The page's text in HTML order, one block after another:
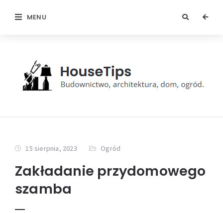
MENU
15 sierpnia, 2023 Ogród
Zakładanie przydomowego
szamba